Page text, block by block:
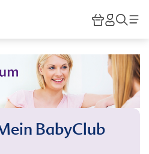
HiPP
BabyClub